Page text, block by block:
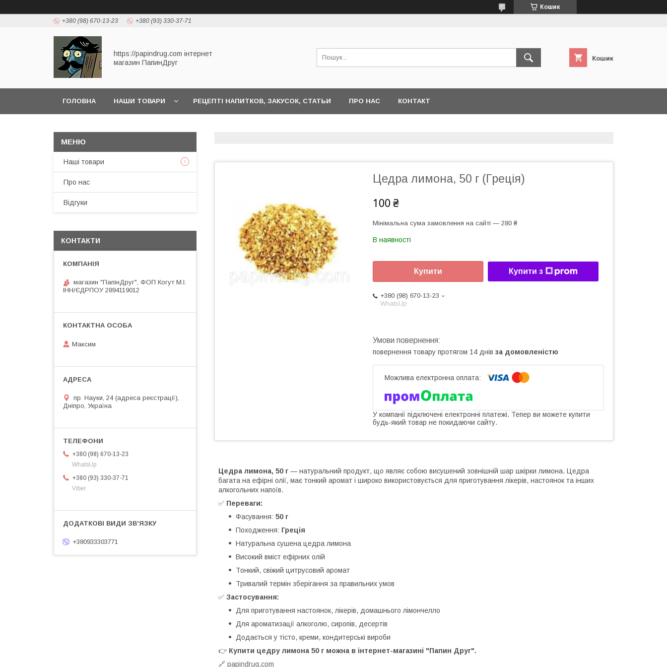
Кошик
+380 (98) 670-13-23 +380 (93) 330-37-71
https://papindrug.com інтернет
магазин ПапинДруг
Кошик
ГОЛОВНА НАШИ ТОВАРИ РЕЦЕПТІ НАПИТКОВ, ЗАКУСОК, СТАТЬИ ПРО НАС КОНТАКТ
Цедра лимона, 50 г (Греція)
100 ₴
Мінімальна сума замовлення на сайті — 280 ₴
В наявності
Купити Купити з
+380 (98) 670-13-23
WhatsUp
повернення товару протягом 14 днів за домовленістю
У компанії підключені електронні платежі. Тепер ви можете купити
будь-який товар не покидаючи сайту.
Цедра лимона, 50 г — натуральний продукт, що являє собою висушений зовнішній шар шкірки лимона. Цедра
багата на ефірні олії, має тонкий аромат і широко використовується для приготування лікерів, настоянок та інших
алкогольних напоїв.
✅ Переваги:
Фасування: 50 г
Походження: Греція
Натуральна сушена цедра лимона
Високий вміст ефірних олій
Тонкий, свіжий цитрусовий аромат
Тривалий термін зберігання за правильних умов
✅ Застосування:
Для приготування настоянок, лікерів, домашнього лімончелло
Для ароматизації алкоголю, сиропів, десертів
Додається у тісто, креми, кондитерські вироби
👉 Купити цедру лимона 50 г можна в інтернет-магазині "Папин Друг".
🔗 papindrug.com
Наші товари
Про нас
Відгуки
КОНТАКТИ
магазин "ПапінДруг", ФОП Когут М.І.
ІНН/ЄДРПОУ 2894119012
Максим
пр. Науки, 24 (адреса реєстрації),
Дніпро, Україна
+380 (98) 670-13-23
WhatsUp
+380 (93) 330-37-71
Viber
+380933303771